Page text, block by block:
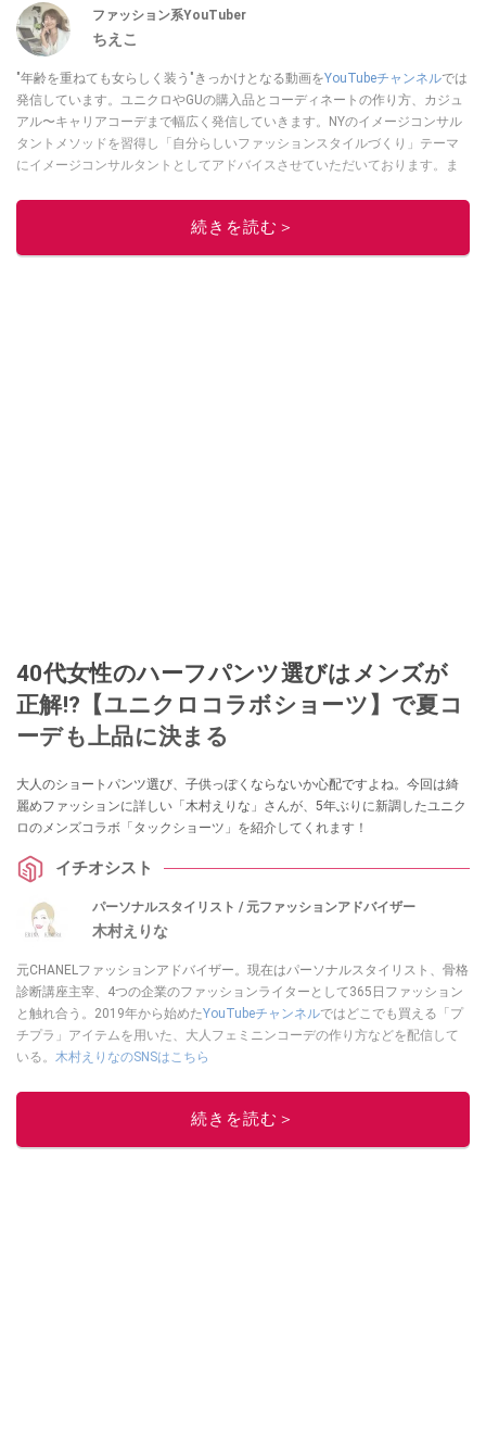
ファッション系YouTuber
ちえこ
"年齢を重ねても女らしく装う"きっかけとなる動画をYouTubeチャンネルでは
発信しています。ユニクロやGUの購入品とコーディネートの作り方、カジュ
アル〜キャリアコーデまで幅広く発信していきます。NYのイメージコンサル
タントメソッドを習得し「自分らしいファッションスタイルづくり」テーマ
にイメージコンサルタントとしてアドバイスさせていただいております。ま
積み上げ続けている外資系企業のコンサルタント（25年以上のキャリア）か
続きを読む＞
40代女性のハーフパンツ選びはメンズが
正解!?【ユニクロコラボショーツ】で夏コ
ーデも上品に決まる
大人のショートパンツ選び、子供っぽくならないか心配ですよね。今回は綺
麗めファッションに詳しい「木村えりな」さんが、5年ぶりに新調したユニク
ロのメンズコラボ「タックショーツ」を紹介してくれます！
イチオシスト
パーソナルスタイリスト / 元ファッションアドバイザー
木村えりな
元CHANELファッションアドバイザー。現在はパーソナルスタイリスト、骨格
診断講座主宰、4つの企業のファッションライターとして365日ファッション
と触れ合う。2019年から始めたYouTubeチャンネルではどこでも買える「プ
チプラ」アイテムを用いた、大人フェミニンコーデの作り方などを配信して
いる。 木村えりなのSNSはこちら
このイチオシストの他の記事を読む
続きを読む＞